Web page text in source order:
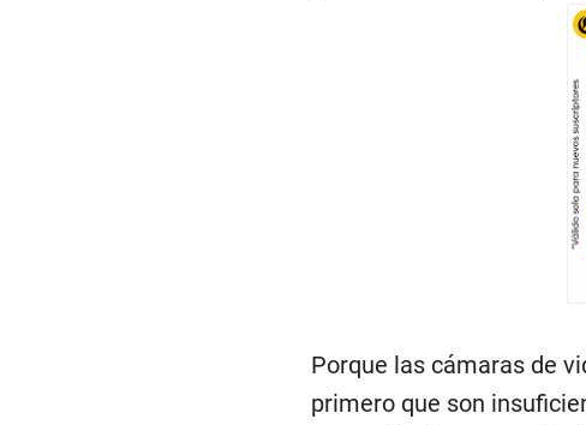
Porque las cámaras de
primero que son